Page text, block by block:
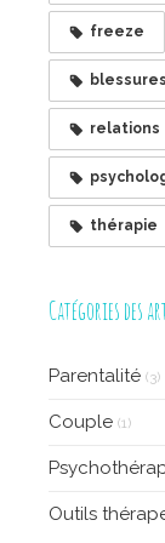
freeze
blessures
relations
thérapie
Catégories des
Parentalité (3)
Couple (1)
Outils